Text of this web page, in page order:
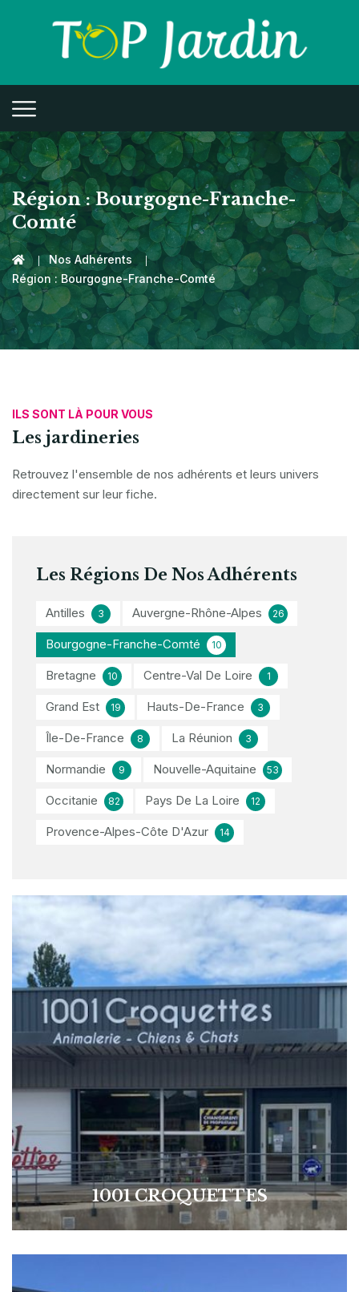
Région :Bourgogne-Franche-
Comté
Nos Adhérents
Région : Bourgogne-Franche-Comté
ILS SONT LÀ POUR VOUS
Les jardineries
Retrouvez l'ensemble de nos adhérents et leurs univers
directement sur leur fiche.
Les Régions De Nos Adhérents
Antilles 3 Auvergne-Rhône-Alpes 26
Bourgogne-Franche-Comté 10
Bretagne 10 Centre-Val De Loire 1
Grand Est 19 Hauts-De-France 3
Île-De-France 8 La Réunion 3
Normandie 9 Nouvelle-Aquitaine 53
Occitanie 82 Pays De La Loire 12
Provence-Alpes-Côte D'Azur 14
1001 CROQUETTES